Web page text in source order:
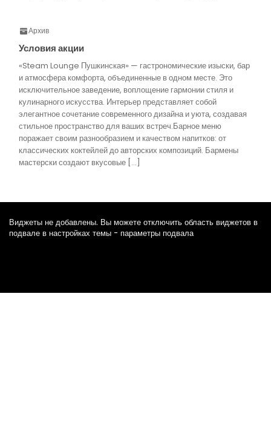
Архив
Условия акции
«Steam Lounge Пушкинская» — гастрономические изыски, бар
и атмосфера комфорта, объединенные в одном месте. Это
исключительное заведение, воплощение гармонии стиля и
кулинарного искусства. Интерьер представляет собой
элегантное сочетание современного дизайна и уюта, создавая
стильное пространство для ваших встреч.Барное меню
поражает своим разнообразием и качеством напитков: от
классических коктейлей до авторских композиций. Бармены
мастерски создают вкусовые […]
Виджеты не добавлены. Вы можете отключить область виджетов в
подвале в настройках темы - параметры подвала